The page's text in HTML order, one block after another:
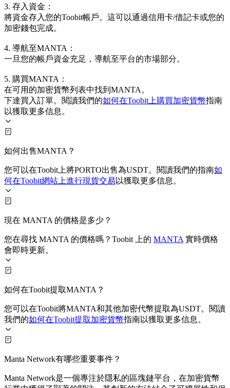
3. 存入資金：
將資金存入您的Toobit帳戶。這可以通過信用卡/借記卡或您的
加密錢包完成。
4. 導航至MANTA：
一旦您的帳戶資金充足，導航至平台的市場部分。
5. 購買MANTA：
在可用的加密貨幣列表中找到MANTA。
下達買入訂單。閱讀我們的如何在Toobit上購買加密貨幣指南
以獲取更多信息。
如何出售MANTA？
您可以在Toobit上將PORTO出售為USDT。閱讀我們的指南如
何在Toobit網站上進行現貨交易 以獲取更多信息。
現在 MANTA 的價格是多少？
您在尋找 MANTA 的價格嗎？Toobit 上的 MANTA 實時價格
會即時更新。
如何在Toobit提取MANTA？
您可以在Toobit將MANTA和其他加密代幣提取為USDT。閱讀
我們的如何在Toobit提取加密貨幣指南以獲取更多信息。
Manta Network有哪些重要事件？
Manta Network是一個專注於隱私的區塊鏈平台，在加密貨幣